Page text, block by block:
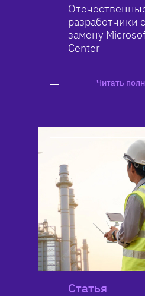
разработчики
замену
Center
Читать
Статья